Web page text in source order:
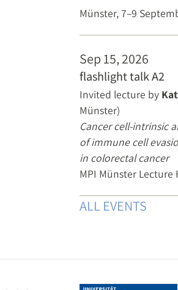
Münster, 7–9
Sep 15, 2026
flashlight talk A2
Invited lecture by
Münster)
Cancer cell-intrinsic
of immune cell
in colorectal cancer
MPI Münster Lecture
ALL EVENTS